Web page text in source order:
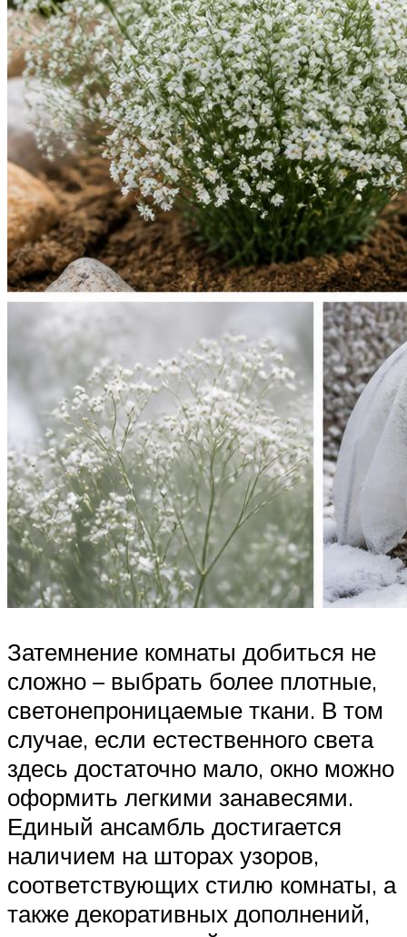
Затемнение комнаты добиться не
сложно – выбрать более плотные,
светонепроницаемые ткани. В том
случае, если естественного света
здесь достаточно мало, окно можно
оформить легкими занавесями.
Единый ансамбль достигается
наличием на шторах узоров,
соответствующих стилю комнаты, а
также декоративных дополнений,